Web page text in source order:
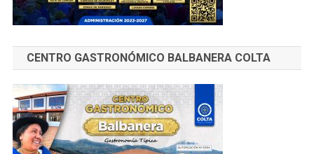
CENTRO GASTRONÓMICO BALBANERA COLTA